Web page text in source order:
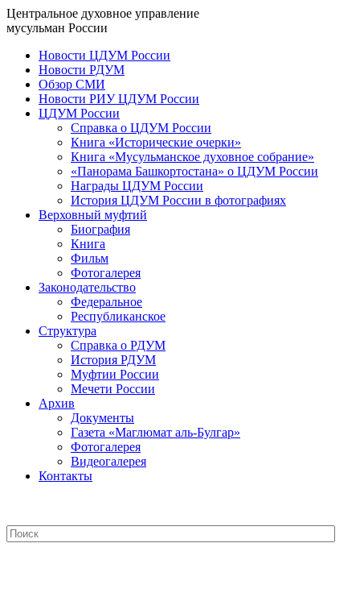
Центральное духовное управление
мусульман России
Новости ЦДУМ России
Новости РДУМ
Обзор СМИ
Новости РИУ ЦДУМ России
ЦДУМ России
Справка о ЦДУМ России
Книга «Исторические очерки»
Книга «Мусульманское духовное собрание»
«Панорама Башкортостана» о ЦДУМ России
Награды ЦДУМ России
История ЦДУМ России в фотографиях
Верховный муфтий
Биография
Книга
Фильм
Фотогалерея
Законодательство
Федеральное
Республиканское
Структура
Справка о РДУМ
История РДУМ
Муфтии России
Мечети России
Архив
Документы
Газета «Маглюмат аль-Булгар»
Фотогалерея
Видеогалерея
Контакты